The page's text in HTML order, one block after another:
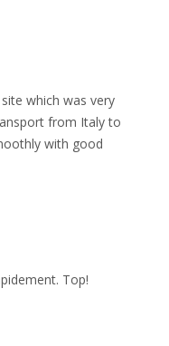
which was very
from Italy to
with good
Top!